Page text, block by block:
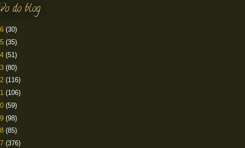
do blog
(30)
(35)
(51)
(80)
(116)
(106)
(59)
(98)
(85)
(376)